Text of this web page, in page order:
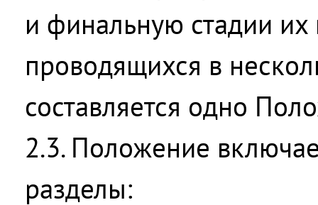
и финальную стадии
проводящихся в
составляется одно
2.3. Положение
разделы: